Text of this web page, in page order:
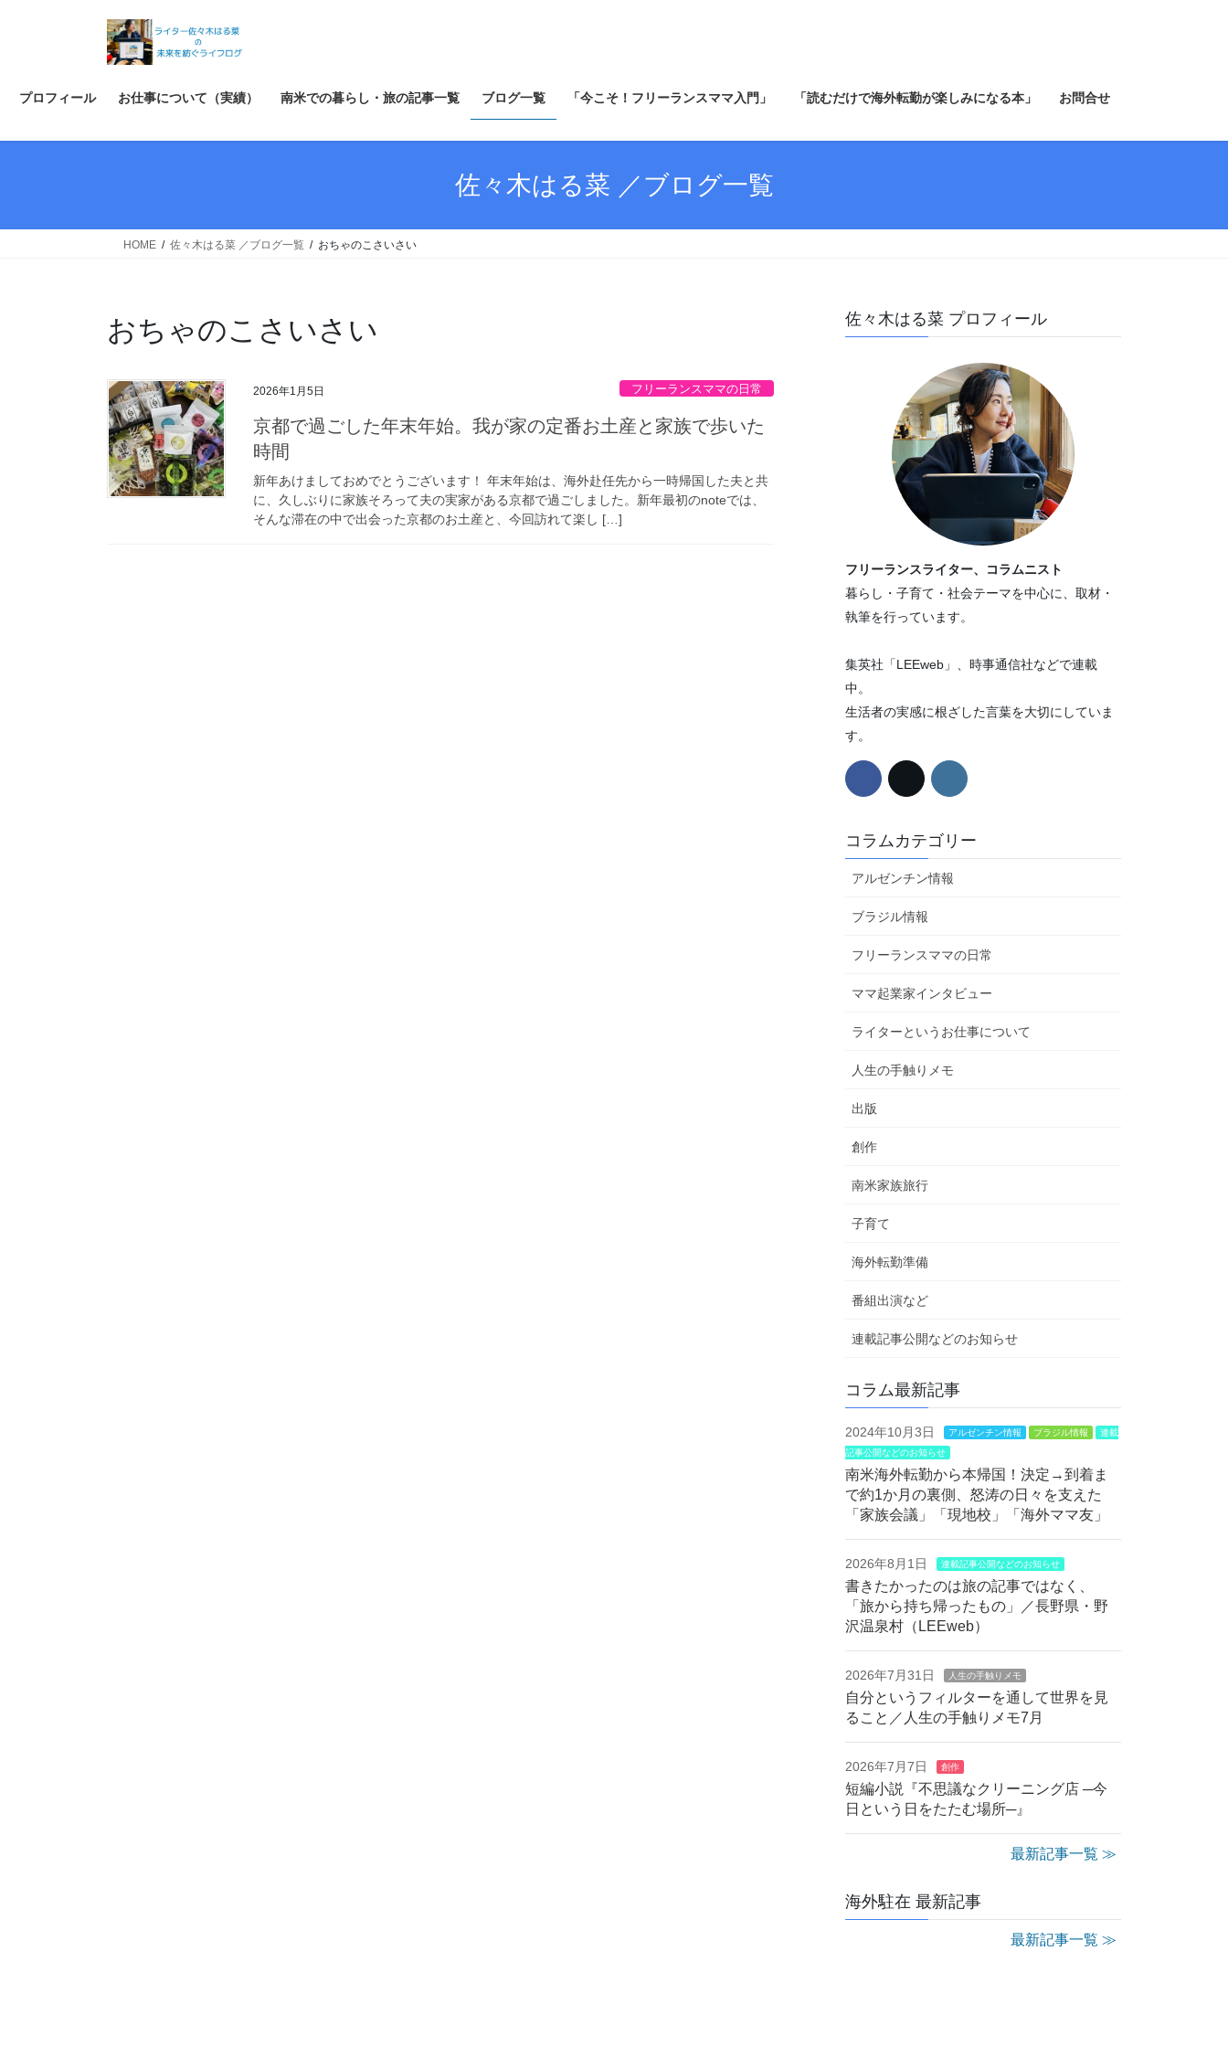
ス
ン
プロフィール お仕事について（実績） 南米での暮らし・旅の記事一覧 ブログ一覧 「今こそ！フリーランスママ入門」 「読むだけで海外転勤が楽しみになる本」 お問合せ
佐々木はる菜 ／ブログ一覧
HOME 佐々木はる菜 ／ブログ一覧 おちゃのこさいさい
おちゃのこさいさい
2026年1月5日 フリーランスママの日常
京都で過ごした年末年始。我が家の定番お土産と家族で歩いた
時間
新年あけましておめでとうございます！ 年末年始は、海外赴任先から一時帰国した夫と共
に、久しぶりに家族そろって夫の実家がある京都で過ごしました。新年最初のnoteでは、
そんな滞在の中で出会った京都のお土産と、今回訪れて楽し […]
佐々木はる菜 プロフィール
フリーランスライター、コラムニスト
暮らし・子育て・社会テーマを中心に、取材・
執筆を行っています。
集英社「LEEweb」、時事通信社などで連載
中。
生活者の実感に根ざした言葉を大切にしていま
す。
コラムカテゴリー
アルゼンチン情報
ブラジル情報
フリーランスママの日常
ママ起業家インタビュー
ライターというお仕事について
人生の手触りメモ
出版
創作
南米家族旅行
子育て
海外転勤準備
番組出演など
連載記事公開などのお知らせ
コラム最新記事
2024年10月3日 アルゼンチン情報 ブラジル情報
連載
記事公開などのお知らせ
南米海外転勤から本帰国！決定→到着ま
で約1か月の裏側、怒涛の日々を支えた
「家族会議」「現地校」「海外ママ友」
2026年8月1日 連載記事公開などのお知らせ
書きたかったのは旅の記事ではなく、
「旅から持ち帰ったもの」／長野県・野
沢温泉村（LEEweb）
2026年7月31日 人生の手触りメモ
自分というフィルターを通して世界を見
ること／人生の手触りメモ7月
2026年7月7日 創作
短編小説『不思議なクリーニング店 ─今
日という日をたたむ場所─』
最新記事一覧 ≫
海外駐在 最新記事
最新記事一覧 ≫